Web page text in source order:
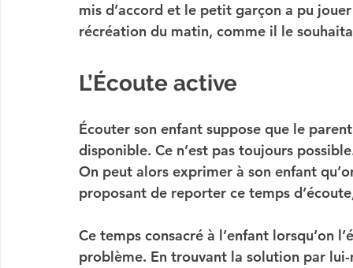
mis d’accord et le petit garçon a pu
récréation du matin, comme il le
L’Écoute active
Écouter son enfant suppose que le
disponible. Ce n’est pas toujours
On peut alors exprimer à son enfant
proposant de reporter ce temps
Ce temps consacré à l’enfant lorsqu’on
problème. En trouvant la solution par